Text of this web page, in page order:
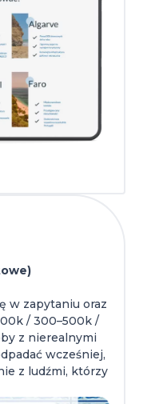
w zapytaniu oraz
/ 300–500k /
z nierealnymi
wcześniej,
z ludźmi, którzy